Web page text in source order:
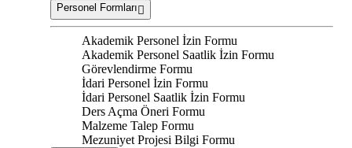
Personel Formları
Akademik Personel İzin Formu
Akademik Personel Saatlik İzin Formu
Görevlendirme Formu
İdari Personel İzin Formu
İdari Personel Saatlik İzin Formu
Ders Açma Öneri Formu
Malzeme Talep Formu
Mezuniyet Projesi Bilgi Formu